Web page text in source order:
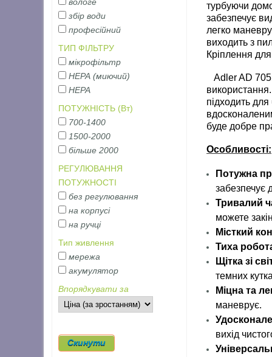
турбуючи
забезпечує
легко
виходить з
Кріплення
Adler AD
підходить
буде добре
Особливості:
Потужна
забезпечує
Тривалий
можете
Місткий
Тиха
Щітка зі
темних
Міцна та
маневрує.
вихід
вологе
збір води
професійний
ТИП ФІЛЬТРУ
мікрофільтр
НЕРА (миючий)
НЕРА
ПОТУЖНІСТЬ (Вт)
700-1400
1500-2000
більше 2000
РЕГУЛЮВАННЯ
ПОТУЖНОСТІ
без регулювання
на корпусі
на ручці
Тип живлення
мережа
акумулятор
Впорядкувати за